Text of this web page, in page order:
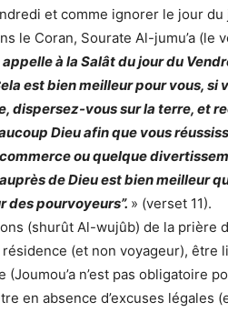
et comme ignorer le jour
le Coran, Sourate Al-jumu’a (le
à la Salât du jour du
est bien meilleur pour vous, si
dispersez-vous sur la terre, et
Dieu afin que vous
ou quelque
de Dieu est bien meilleur
des pourvoyeurs”. » (verset 11).
(shurût Al-wujûb) de la prière
(et non voyageur), être
(Joumou’a n’est pas obligatoire
en absence d’excuses légales